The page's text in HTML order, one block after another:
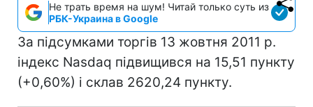
Не трать время на шум! Читай только суть из
РБК-Украина в Google
За підсумками торгів 13 жовтня 2011 р.
індекс Nasdaq підвищився на 15,51 пункту
(+0,60%) і склав 2620,24 пункту.